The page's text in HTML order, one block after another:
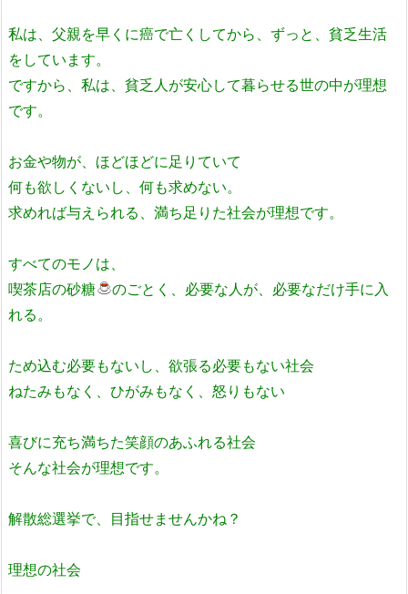
私は、父親を早くに癌で亡くしてから、ずっと、貧乏生活
をしています。
ですから、私は、貧乏人が安心して暮らせる世の中が理想
です。
お金や物が、ほどほどに足りていて
何も欲しくないし、何も求めない。
求めれば与えられる、満ち足りた社会が理想です。
すべてのモノは、
喫茶店の砂糖
のごとく、必要な人が、必要なだけ手に入
れる。
ため込む必要もないし、欲張る必要もない社会
ねたみもなく、ひがみもなく、怒りもない
喜びに充ち満ちた笑顔のあふれる社会
そんな社会が理想です。
解散総選挙で、目指せませんかね？
理想の社会